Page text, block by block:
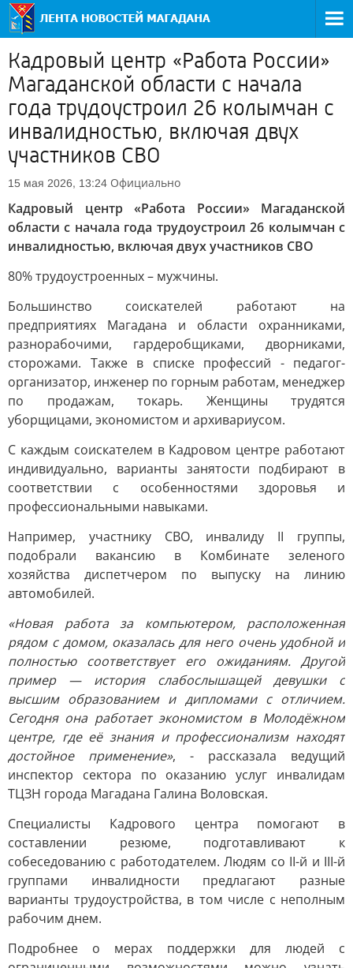
Кадровый центр «Работа России»
Магаданской области с начала
года трудоустроил 26 колымчан с
инвалидностью, включая двух
участников СВО
15 мая 2026, 13:24 Официально
Кадровый центр «Работа России» Магаданской
области с начала года трудоустроил 26 колымчан с
инвалидностью, включая двух участников СВО
80% трудоустроенных – мужчины.
Большинство соискателей работают на
предприятиях Магадана и области охранниками,
разнорабочими, гардеробщиками, дворниками,
сторожами. Также в списке профессий - педагог-
организатор, инженер по горным работам, менеджер
по продажам, токарь. Женщины трудятся
уборщицами, экономистом и архивариусом.
С каждым соискателем в Кадровом центре работают
индивидуально, варианты занятости подбирают в
соответствии с особенностями здоровья и
профессиональными навыками.
Например, участнику СВО, инвалиду II группы,
подобрали вакансию в Комбинате зеленого
хозяйства диспетчером по выпуску на линию
автомобилей.
«Новая работа за компьютером, расположенная
рядом с домом, оказалась для него очень удобной и
полностью соответствует его ожиданиям. Другой
пример — история слабослышащей девушки с
высшим образованием и дипломами с отличием.
Сегодня она работает экономистом в Молодёжном
центре, где её знания и профессионализм находят
достойное применение», - рассказала ведущий
инспектор сектора по оказанию услуг инвалидам
ТЦЗН города Магадана Галина Воловская.
Специалисты Кадрового центра помогают в
составлении резюме, подготавливают к
собеседованию с работодателем. Людям со II-й и III-й
группами инвалидности предлагают разные
варианты трудоустройства, в том числе с неполным
рабочим днем.
Подробнее о мерах поддержки для людей с